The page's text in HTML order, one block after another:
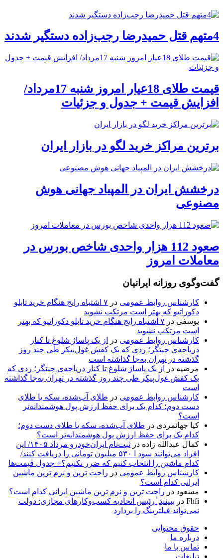
4متهم قتل حمیدرضا رجب‌زاده دستگیر شدند
قیمت طلای 18عیار امروز شنبه 17مرداد/
افزایش قیمت + جدول و جزئیات
برترین مراکز خرید لگو در بازار ایران
درخشش ایران در المپیاد جهانی هوش
مصنوعی
صعود 112 هزار واحدی شاخص بورس در
معاملات امروز
گفت‌وگوی روزانه ایرانیان
کارشناس روابط عمومی در
۷ اشتباه رایج هنگام خرید تابلو
دکوراتیو که بهتر است مرتکب نشوید
یوسفی در
۷ اشتباه رایج هنگام خرید تابلو دکوراتیو که بهتر
است مرتکب نشوید
کارشناس روابط عمومی در
از یک پاساژ شلوغ تا کنار
دریاچه‌ی چیتگر؛ ردی که یک کفش غول‌پیکر طی چند روز
گذشته در تهران به‌جا گذاشته است
مرضیه در
از یک پاساژ شلوغ تا کنار دریاچه‌ی چیتگر؛ ردی که
یک کفش غول‌پیکر طی چند روز گذشته در تهران به‌جا گذاشته
است
کارشناس روابط عمومی در طلای آب‌شده، سکه یا طلای
دست دوم؛ کدام یک برای حفظ ارزش پول هوشمندانه‌تر
است؟
کیا جهانمردی در طلای آب‌شده، سکه یا طلای دست دوم؛
کدام یک برای حفظ ارزش پول هوشمندانه‌تر است؟
کمال عبدالله زاده در
ثبت‌نام ایران‌خودرو مرداد ۱۴۰۵/ این
افراد می‌توانند سود ا ۵۳۰ میلیون تومانی را دریافت کنند/
کدام ماشین را انتخاب کنیم که ضرر نکنیم؟+ جدول قیمت‌ها
کارشناس روابط عمومی در راحت ترین و نرم ترین ماشین
ایرانی کدام است؟
مسعود در راحت ترین و نرم ترین ماشین ایرانی کدام است؟
Fhfi در ببینید| ٰرئیس اتحادیه کسب‌وکارهای مجازی: دولت
نمی‌تواند فیلترینگ را بردارد
حقوق محتوایی
درباره ما
تماس با ما